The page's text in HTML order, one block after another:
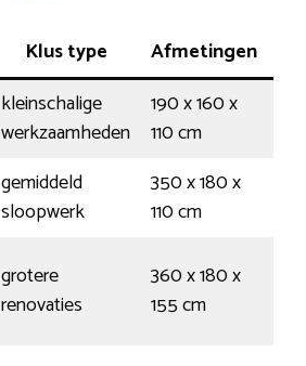
Klus type Afmetingen
kleinschalige
werkzaamheden
190 x 160 x
110 cm
gemiddeld
sloopwerk
350 x 180 x
110 cm
grotere
renovaties
360 x 180 x
155 cm